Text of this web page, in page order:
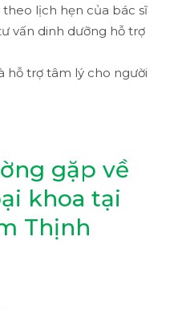
lịch hẹn của bác sĩ
vấn dinh dưỡng hỗ trợ
hỗ trợ tâm lý cho người
gặp về
khoa tại
Thịnh